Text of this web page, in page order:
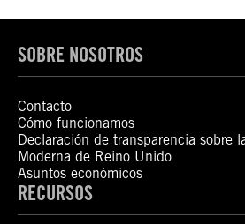
SOBRE NOSOTROS
Contacto
Cómo funcionamos
Declaración de transparencia sobre
Moderna de Reino Unido
Asuntos económicos
RECURSOS